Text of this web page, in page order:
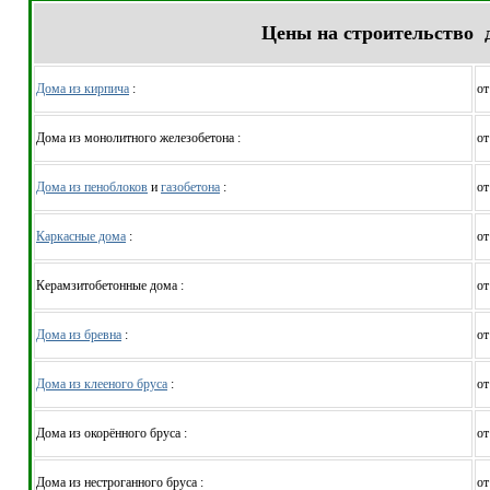
Цены на строительство
Дома из кирпича :
Дома из монолитного железобетона :
Дома из пеноблоков и газобетона :
Каркасные дома :
Керамзитобетонные дома :
Дома из бревна :
Дома из клееного бруса :
Дома из окорённого бруса :
Дома из нестроганного бруса :